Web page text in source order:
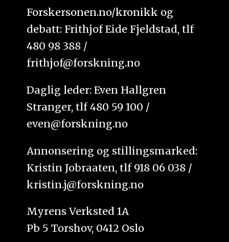
Forskersonen.no/kronikk og
debatt: Frithjof Eide Fjeldstad, tlf
480 98 388 /
frithjof@forskning.no
Daglig leder: Even Hallgren
Stranger, tlf 480 59 100 /
even@forskning.no
Annonsering og stillingsmarked:
Kristin Jobraaten, tlf 918 06 038 /
kristin.j@forskning.no
Myrens Verksted 1A
Pb 5 Torshov, 0412 Oslo